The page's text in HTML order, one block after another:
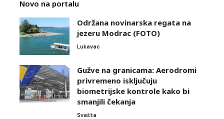
Novo na portalu
Održana novinarska regata na
jezeru Modrac (FOTO)
Lukavac
Gužve na granicama: Aerodromi
privremeno isključuju
biometrijske kontrole kako bi
smanjili čekanja
Svašta